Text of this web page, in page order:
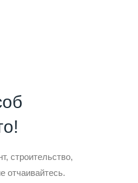
строительство,
отчаивайтесь.